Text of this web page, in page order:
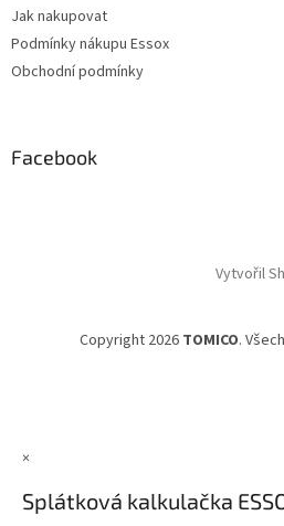
Jak nakupovat
Podmínky nákupu Essox
Obchodní podmínky
Facebook
Vytvořil
Copyright 2026 TOMICO.
×
Splátková kalkulačka